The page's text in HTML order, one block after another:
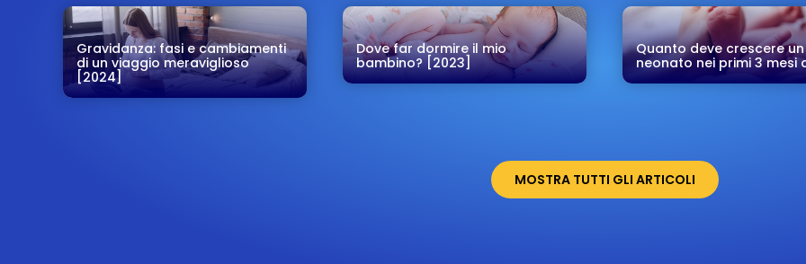
Gravidanza: fasi e cambiamenti
di un viaggio meraviglioso
[2024]
Dove far dormire il mio
bambino? [2023]
Quanto deve crescere un
neonato nei primi 3 mesi
MOSTRA TUTTI GLI ARTICOLI